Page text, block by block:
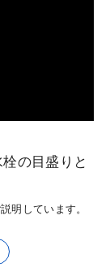
の目盛りと
明しています。